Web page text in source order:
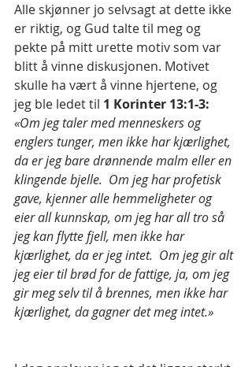
Alle skjønner jo selvsagt at dette ikke
er riktig, og Gud talte til meg og
pekte på mitt urette motiv som var
blitt å vinne diskusjonen. Motivet
skulle ha vært å vinne hjertene, og
jeg ble ledet til 1 Korinter 13:1-3:
«Om jeg taler med menneskers og
englers tunger, men ikke har kjærlighet,
da er jeg bare drønnende malm eller en
klingende bjelle.  Om jeg har profetisk
gave, kjenner alle hemmeligheter og
eier all kunnskap, om jeg har all tro så
jeg kan flytte fjell, men ikke har
kjærlighet, da er jeg intet.  Om jeg gir alt
jeg eier til brød for de fattige, ja, om jeg
gir meg selv til å brennes, men ikke har
kjærlighet, da gagner det meg intet.»